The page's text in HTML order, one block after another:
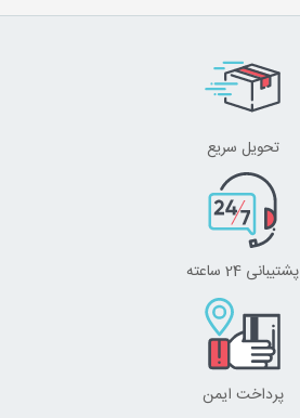
تحویل سریع
پشتیبانی 24 ساعته
پرداخت ایمن